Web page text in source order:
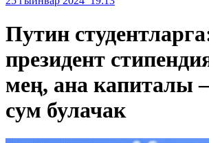
Путин
президент
мең, ана капиталы
сум булачак